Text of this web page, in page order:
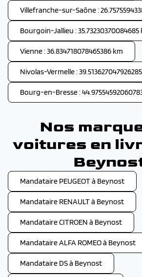
Villefranche-sur-Saône :
Bourgoin-Jallieu : 35.73230370084685
Vienne : 36.834718078465386 km
Nivolas-Vermelle :
Bourg-en-Bresse :
Nos
voitures en
Mandataire PEUGEOT à Beynost
Mandataire RENAULT à Beynost
Mandataire CITROEN à Beynost
Mandataire ALFA ROMEO à Beynost
Mandataire DS à Beynost